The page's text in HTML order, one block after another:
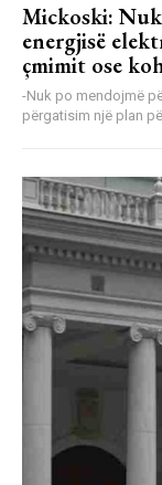
Mickoski:
energjisë
çmimit ose
-Nuk po mendojmë
përgatisim një plan